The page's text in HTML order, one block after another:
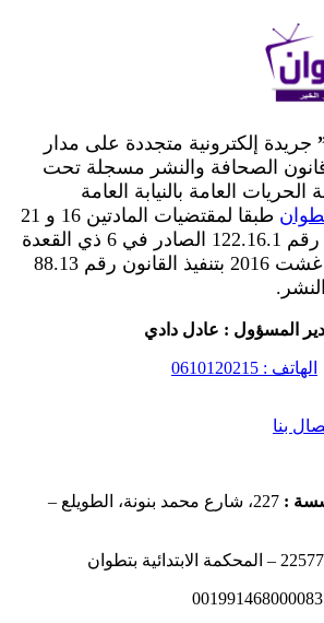
جريدة إلكترونية متجددة على مدار
الصحافة والنشر مسجلة تحت
الحريات العامة بالنيابة العامة
طبقا لمقتضيات المادتين 16 و 21
من الظهير الشريف رقم 122.16.1 الصادر في 6 ذي القعدة
1437 الموافق ل 10 غشت 2016 بتنفيذ القانون رقم 88.13
المسؤول : عادل دادي
الهاتف : 0610120215
بنا
: 227، شارع محمد بنونة، الطويلع –
22577 – المحكمة الابتدائية بتطوان
001991468000083